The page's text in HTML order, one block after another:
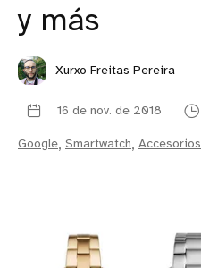
y más
Xurxo Freitas Pereira
16 de nov. de 2018
Google, Smartwatch, Accesorios